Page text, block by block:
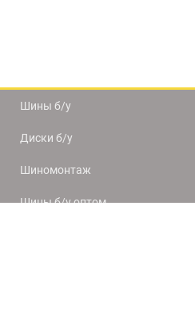
Шины б/у
Диски б/у
Шиномонтаж
Шины б/у оптом